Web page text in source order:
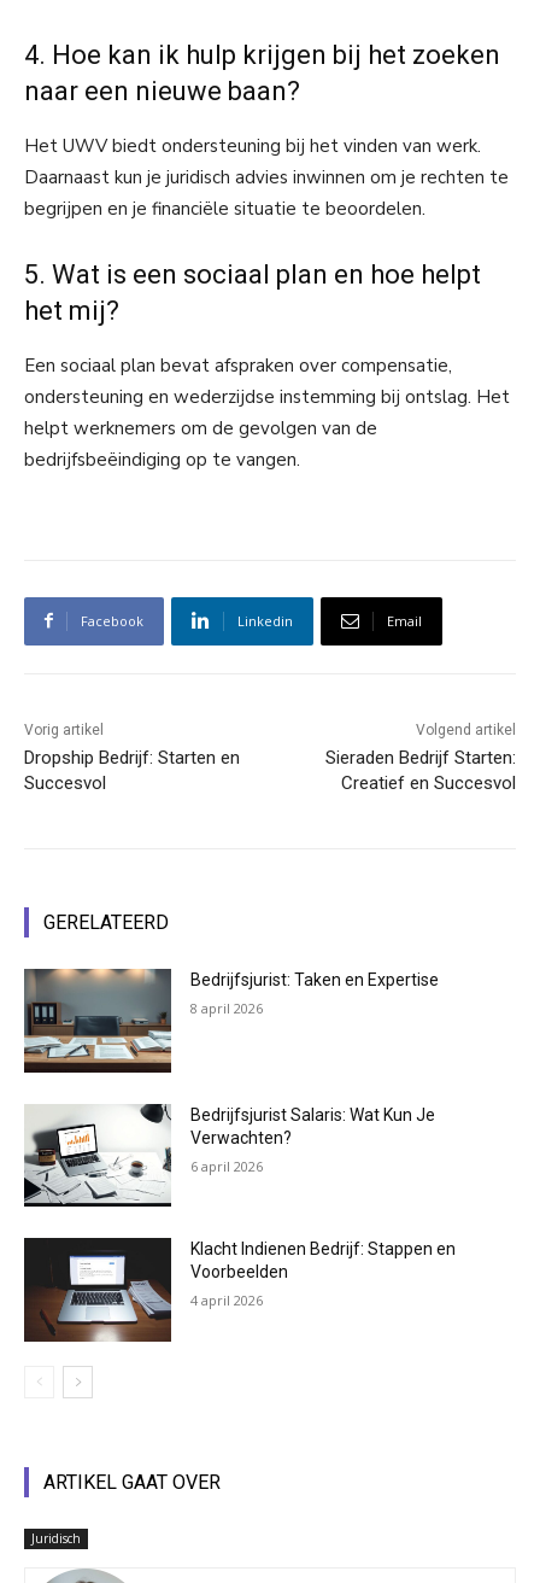
4. Hoe kan ik hulp krijgen bij het zoeken
naar een nieuwe baan?
Het UWV biedt ondersteuning bij het vinden van werk.
Daarnaast kun je juridisch advies inwinnen om je rechten te
begrijpen en je financiële situatie te beoordelen.
5. Wat is een sociaal plan en hoe helpt
het mij?
Een sociaal plan bevat afspraken over compensatie,
ondersteuning en wederzijdse instemming bij ontslag. Het
helpt werknemers om de gevolgen van de
bedrijfsbeëindiging op te vangen.
Facebook Linkedin Email
Vorig artikel
Dropship Bedrijf: Starten en
Succesvol
Volgend artikel
Sieraden Bedrijf Starten:
Creatief en Succesvol
GERELATEERD
Bedrijfsjurist: Taken en Expertise
8 april 2026
Bedrijfsjurist Salaris: Wat Kun Je
Verwachten?
6 april 2026
Klacht Indienen Bedrijf: Stappen en
Voorbeelden
4 april 2026
ARTIKEL GAAT OVER
Juridisch